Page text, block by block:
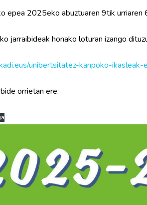
epea 2025eko abuztuaren 9tik urriaren
jarraibideak honako loturan izango
unibertsitatez-kanpoko-
orrietan ere: